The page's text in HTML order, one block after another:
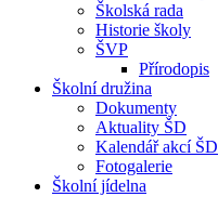
Školská rada
Historie školy
ŠVP
Přírodopis
Školní družina
Dokumenty
Aktuality ŠD
Kalendář akcí ŠD
Fotogalerie
Školní jídelna